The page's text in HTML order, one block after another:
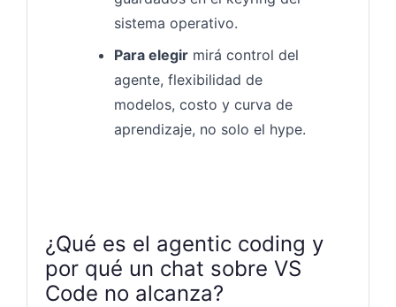
sistema operativo.
Para elegir mirá control del
agente, flexibilidad de
modelos, costo y curva de
aprendizaje, no solo el hype.
¿Qué es el agentic coding y
por qué un chat sobre VS
Code no alcanza?